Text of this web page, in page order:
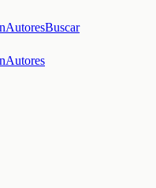
AutoresBuscar
Autores